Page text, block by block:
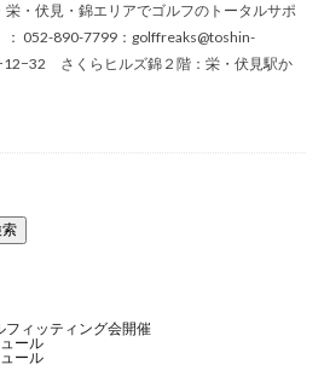
栄・伏見・錦エリアでゴルフのトータルサポ
： 052-890-7799：golffreaks@toshin-
さくらヒルズ錦２階：栄・伏見駅か
フィッティング会開催
ール
ール